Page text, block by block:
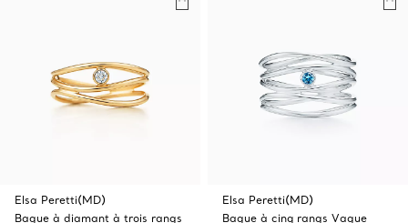
Elsa Peretti(MD)
Bague à diamant à trois rangs
Elsa Peretti(MD)
Bague à cinq rangs Vague